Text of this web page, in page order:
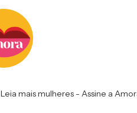
Leia mais mulheres - Assine a